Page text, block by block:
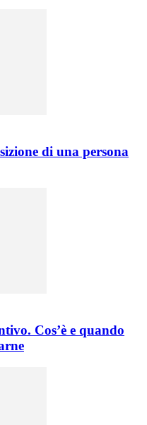
di una persona
Cos’è e quando